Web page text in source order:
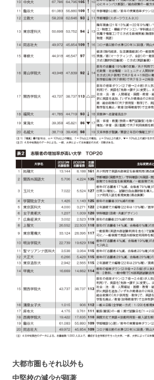
大都市圏もそれ以外も
中堅校の減少が顕著